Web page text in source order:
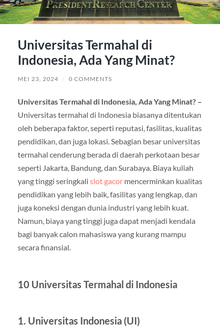
Universitas Termahal di
Indonesia, Ada Yang Minat?
MEI 23, 2024 / 0 COMMENTS
Universitas Termahal di Indonesia, Ada Yang Minat? –
Universitas termahal di Indonesia biasanya ditentukan
oleh beberapa faktor, seperti reputasi, fasilitas, kualitas
pendidikan, dan juga lokasi. Sebagian besar universitas
termahal cenderung berada di daerah perkotaan besar
seperti Jakarta, Bandung, dan Surabaya. Biaya kuliah
yang tinggi seringkali slot gacormencerminkan kualitas
pendidikan yang lebih baik, fasilitas yang lengkap, dan
juga koneksi dengan dunia industri yang lebih kuat.
Namun, biaya yang tinggi juga dapat menjadi kendala
bagi banyak calon mahasiswa yang kurang mampu
secara finansial.
10 Universitas Termahal di Indonesia
1. Universitas Indonesia (UI)